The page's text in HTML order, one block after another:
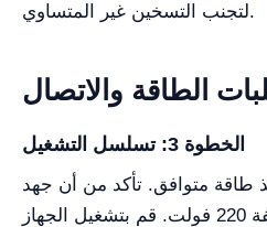
لتجنب التسخين غير المتساوي.
الطاقة والاتصال
الخطوة 3: تسلسل التشغيل
طاقة متوافق. تأكد من أن جهد
الطاقة يتطابق مع المواصفة 220 فولت. قم بتشغيل الجهاز